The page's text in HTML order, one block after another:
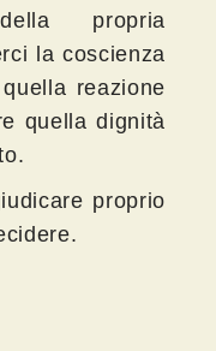
propria
la coscienza
reazione
quella dignità
proprio